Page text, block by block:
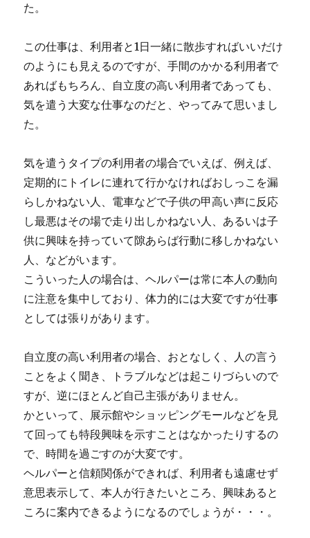
た。
この仕事は、利用者と1日一緒に散歩すればいいだけ
のようにも見えるのですが、手間のかかる利用者で
あればもちろん、自立度の高い利用者であっても、
気を遣う大変な仕事なのだと、やってみて思いまし
た。
気を遣うタイプの利用者の場合でいえば、例えば、
定期的にトイレに連れて行かなければおしっこを漏
らしかねない人、電車などで子供の甲高い声に反応
し最悪はその場で走り出しかねない人、あるいは子
供に興味を持っていて隙あらば行動に移しかねない
人、などがいます。
こういった人の場合は、ヘルパーは常に本人の動向
に注意を集中しており、体力的には大変ですが仕事
としては張りがあります。
自立度の高い利用者の場合、おとなしく、人の言う
ことをよく聞き、トラブルなどは起こりづらいので
すが、逆にほとんど自己主張がありません。
かといって、展示館やショッピングモールなどを見
て回っても特段興味を示すことはなかったりするの
で、時間を過ごすのが大変です。
ヘルパーと信頼関係ができれば、利用者も遠慮せず
意思表示して、本人が行きたいところ、興味あると
ころに案内できるようになるのでしょうが・・・。